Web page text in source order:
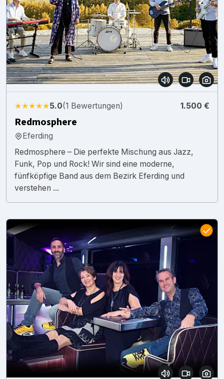
★★★★★5.0(1 Bewertungen) 1.500 €
Redmosphere
Eferding
Redmosphere – Die perfekte Mischung aus Jazz,
Funk, Pop und Rock! Wir sind eine moderne,
fünfköpfige Band aus dem Bezirk Eferding und
verstehen ...